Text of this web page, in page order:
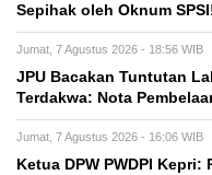
Sepihak oleh Oknum
Jumat, 7 Agustus 2026 - 18:56 WIB
JPU Bacakan Tuntutan
Terdakwa: Nota
Jumat, 7 Agustus 2026 - 16:06 WIB
Ketua DPW PWDPI